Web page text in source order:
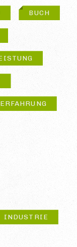
BUCH
ERFAHRUNG
INDUSTRIE